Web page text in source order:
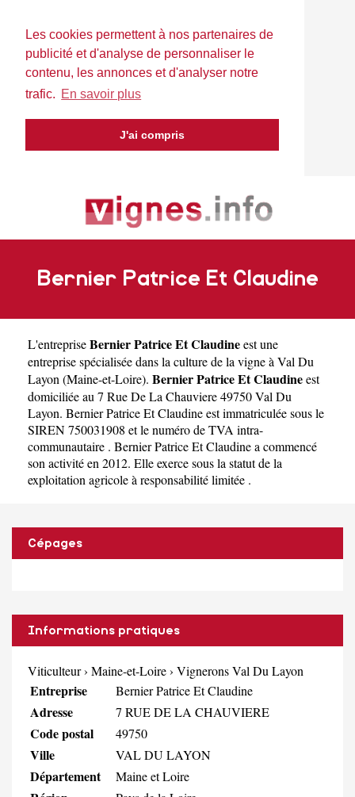
Les cookies permettent à nos partenaires de
publicité et d'analyse de personnaliser le
contenu, les annonces et d'analyser notre
trafic. En savoir plus
J'ai compris
Bernier Patrice Et Claudine
L'entrepriseBernier Patrice Et Claudineest une
entreprise spécialisée dans la culture de la vigne à Val Du
Layon (Maine-et-Loire). Bernier Patrice Et Claudineest
domiciliée au 7 Rue De La Chauviere 49750 Val Du
Layon. Bernier Patrice Et Claudine est immatriculée sous le
SIREN 750031908 et le numéro de TVA intra-
communautaire . Bernier Patrice Et Claudine a commencé
son activité en 2012. Elle exerce sous la statut de la
exploitation agricole à responsabilité limitée .
Cépages
Informations pratiques
Viticulteur› Maine-et-Loire› Vignerons Val Du Layon
Entreprise Bernier Patrice Et Claudine
Adresse 7 RUE DE LA CHAUVIERE
Code postal 49750
Ville VAL DU LAYON
Département Maine et Loire